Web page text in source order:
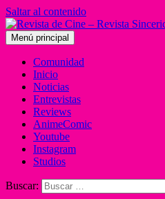
Saltar al contenido
Menú principal
Comunidad
Inicio
Noticias
Entrevistas
Reviews
AnimeComic
Youtube
Instagram
Studios
Buscar: